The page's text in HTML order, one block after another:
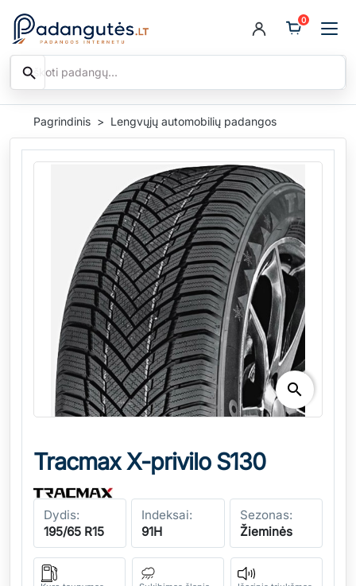
Ieškoti
search
0
Pagrindinis Lengvųjų automobilių padangos
search
Tracmax X-privilo S130
Dydis:
195/65 R15
Indeksai:
91H
Sezonas:
Žieminės